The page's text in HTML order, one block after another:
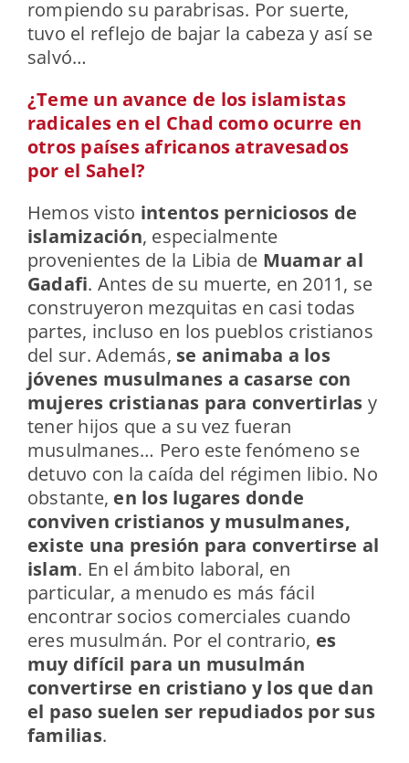
rompiendo su parabrisas. Por suerte,
tuvo el reflejo de bajar la cabeza y así se
salvó…
¿Teme un avance de los islamistas
radicales en el Chad como ocurre en
otros países africanos atravesados
por el Sahel?
Hemos visto intentos perniciosos de
islamización, especialmente
provenientes de la Libia de Muamar al
Gadafi. Antes de su muerte, en 2011, se
construyeron mezquitas en casi todas
partes, incluso en los pueblos cristianos
del sur. Además, se animaba a los
jóvenes musulmanes a casarse con
mujeres cristianas para convertirlas y
tener hijos que a su vez fueran
musulmanes… Pero este fenómeno se
detuvo con la caída del régimen libio. No
obstante, en los lugares donde
conviven cristianos y musulmanes,
existe una presión para convertirse al
islam. En el ámbito laboral, en
particular, a menudo es más fácil
encontrar socios comerciales cuando
eres musulmán. Por el contrario, es
muy difícil para un musulmán
convertirse en cristiano y los que dan
el paso suelen ser repudiados por sus
familias.